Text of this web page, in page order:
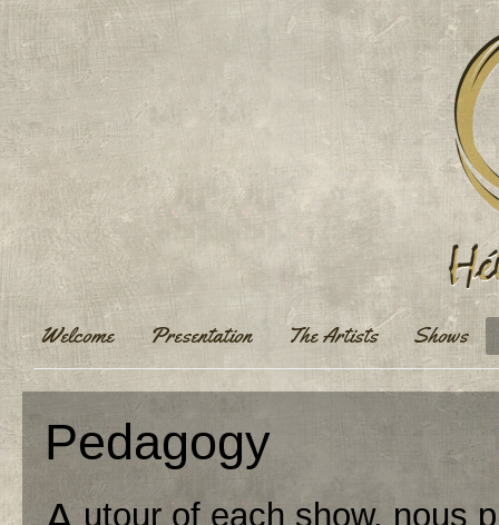
Welcome Presentation The Artists Shows
Pedagogy
utour of each show, nous